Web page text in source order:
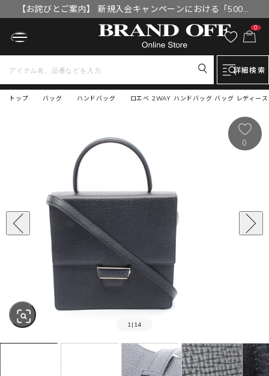
【お詫びとご案内】 新規入会キャンペーンにおける「500円
OFFクーポン」付与漏れと補填について
0
詳細検索
トップ ロエベ 2WAY ハンドバッグ バッグ レディース
バッグ ハンドバッグ
1 | 14
0